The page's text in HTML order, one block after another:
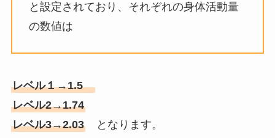
と設定されており、それぞれの身体活動量
の数値は
レベル１→1.5
レベル2→1.74
レベル3→2.03となります。